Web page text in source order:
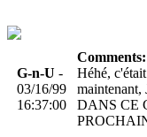
G-n-U -
03/16/99
16:37:00
Comments:
Héhé,
DANS CE